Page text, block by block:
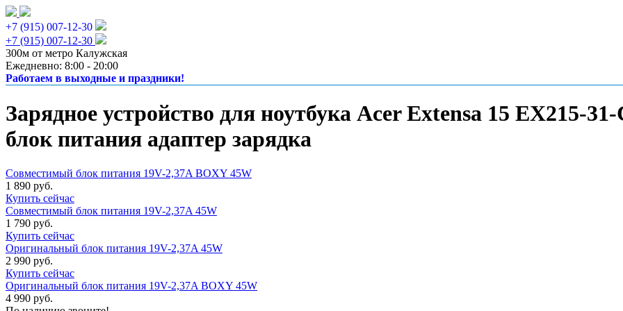
+7 (915) 007-12-30
+7 (915) 007-12-30
300м от метро Калужская
Ежедневно: 8:00 - 20:00
Работаем в выходные и праздники!
Зарядное устройство для ноутбука Acer Extensa 15 EX215-
блок питания адаптер зарядка
Совместимый блок питания 19V-2,37A BOXY 45W
1 890 руб.
Купить сейчас
Совместимый блок питания 19V-2,37A 45W
1 790 руб.
Купить сейчас
Оригинальный блок питания 19V-2,37A 45W
2 990 руб.
Купить сейчас
Оригинальный блок питания 19V-2,37A BOXY 45W
4 990 руб.